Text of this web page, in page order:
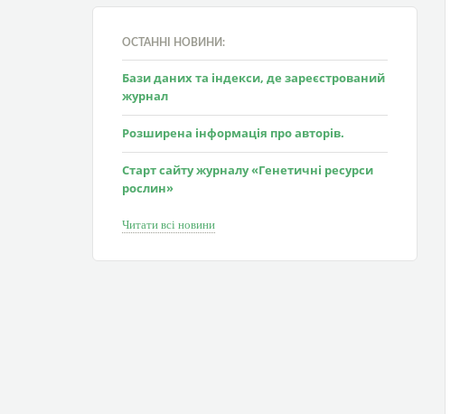
ОСТАННІ НОВИНИ:
Бази даних та індекси, де зареєстрований
журнал
Розширена інформація про авторів.
Старт сайту журналу «Генетичні ресурси
рослин»
Читати всі новини